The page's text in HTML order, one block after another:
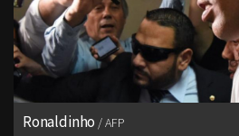
Ronaldinho AFP